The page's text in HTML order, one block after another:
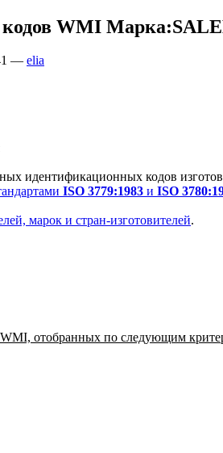
WMI
— elia
идентификационных кодов
ISO 3779:1983 и ISO
марок и стран-изготовителей.
отобранных по следующим